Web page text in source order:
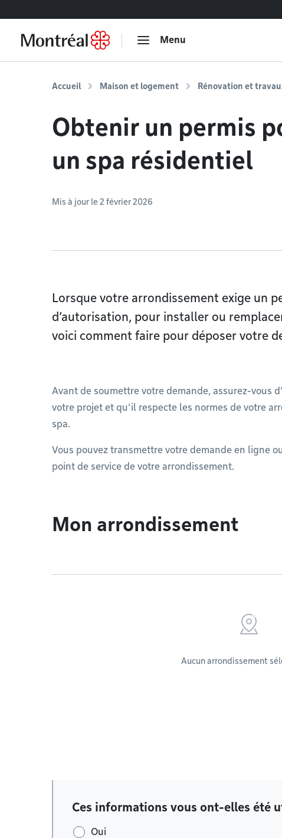
Menu
Accueil Maison et logement Rénovation et
Obtenir un permis
un spa résidentiel
Mis à jour le 2 février 2026
Lorsque votre arrondissement exige un
d’autorisation, pour installer ou
voici comment faire pour déposer votre
Avant de soumettre votre demande, assurez-vous
votre projet et qu’il respecte les normes de votre
spa.
Vous pouvez transmettre votre demande en ligne
point de service de votre arrondissement.
Mon arrondissement
Aucun arrondissement
Ces informations vous ont-elles été
Oui